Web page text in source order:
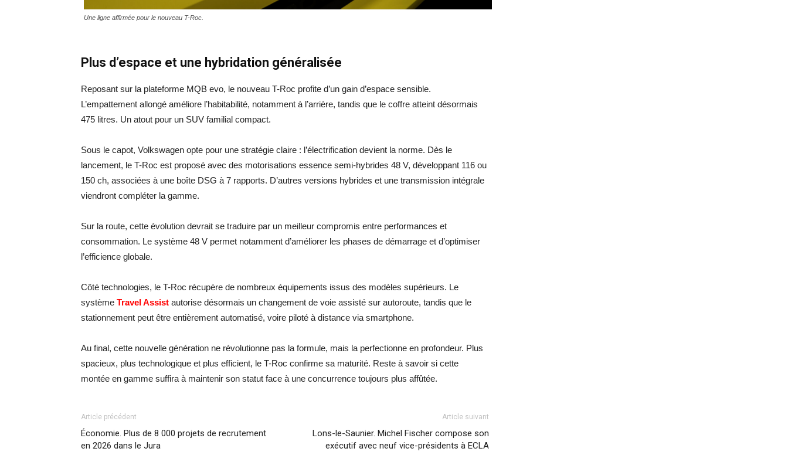
Une ligne affirmée pour le nouveau T-Roc.
Plus d’espace et une hybridation généralisée
Reposant sur la plateforme MQB evo, le nouveau T-Roc profite d’un gain d’espace sensible.
L’empattement allongé améliore l’habitabilité, notamment à l’arrière, tandis que le coffre atteint désormais
475 litres. Un atout pour un SUV familial compact.
Sous le capot, Volkswagen opte pour une stratégie claire : l’électrification devient la norme. Dès le
lancement, le T-Roc est proposé avec des motorisations essence semi-hybrides 48 V, développant 116 ou
150 ch, associées à une boîte DSG à 7 rapports. D’autres versions hybrides et une transmission intégrale
viendront compléter la gamme.
Sur la route, cette évolution devrait se traduire par un meilleur compromis entre performances et
consommation. Le système 48 V permet notamment d’améliorer les phases de démarrage et d’optimiser
l’efficience globale.
Côté technologies, le T-Roc récupère de nombreux équipements issus des modèles supérieurs. Le
système Travel Assist autorise désormais un changement de voie assisté sur autoroute, tandis que le
stationnement peut être entièrement automatisé, voire piloté à distance via smartphone.
Au final, cette nouvelle génération ne révolutionne pas la formule, mais la perfectionne en profondeur. Plus
spacieux, plus technologique et plus efficient, le T-Roc confirme sa maturité. Reste à savoir si cette
montée en gamme suffira à maintenir son statut face à une concurrence toujours plus affûtée.
Article précédent
Économie. Plus de 8 000 projets de recrutement
en 2026 dans le Jura
Article suivant
Lons-le-Saunier. Michel Fischer compose son
exécutif avec neuf vice-présidents à ECLA